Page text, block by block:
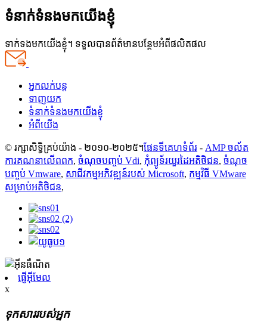
ទំនាក់ទំនងមកយើងខ្ញុំ
ទាក់ទងមកយើងខ្ញុំ។ ទទួលបានព័ត៌មានបន្ថែមអំពីផលិតផល
អ្នកលក់បន្ត
ទាញយក
ទំនាក់ទំនងមកយើងខ្ញុំ
អំពីយើង
© រក្សាសិទ្ធិគ្រប់យ៉ាង - ២០១០-២០២៥។ផែនទីគេហទំព័រ - AMP ចល័ត
ការគណនាលើពពក, ចំណុចបញ្ចប់ Vdi, កុំព្យូទ័រយួរដៃអតិថិជន, ចំណុច
បញ្ចប់ Vmware, សាជីវកម្មអភិវឌ្ឍន៍របស់ Microsoft, កម្មវិធី VMware
សម្រាប់អតិថិជន,
ផ្ញើអ៊ីមែល
x
ទុកសាររបស់អ្នក